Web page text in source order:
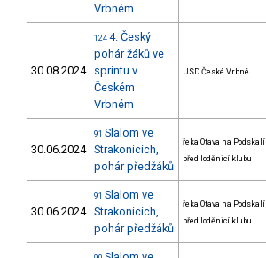
Vrbném
30.08.2024
124 4. Český
pohár žáků ve
sprintu v
Českém
Vrbném
USD České Vrbné
30.06.2024
91 Slalom ve
Strakonicích,
pohár předžáků
řeka Otava na Podskalí
před loděnicí klubu
30.06.2024
91 Slalom ve
Strakonicích,
pohár předžáků
řeka Otava na Podskalí
před loděnicí klubu